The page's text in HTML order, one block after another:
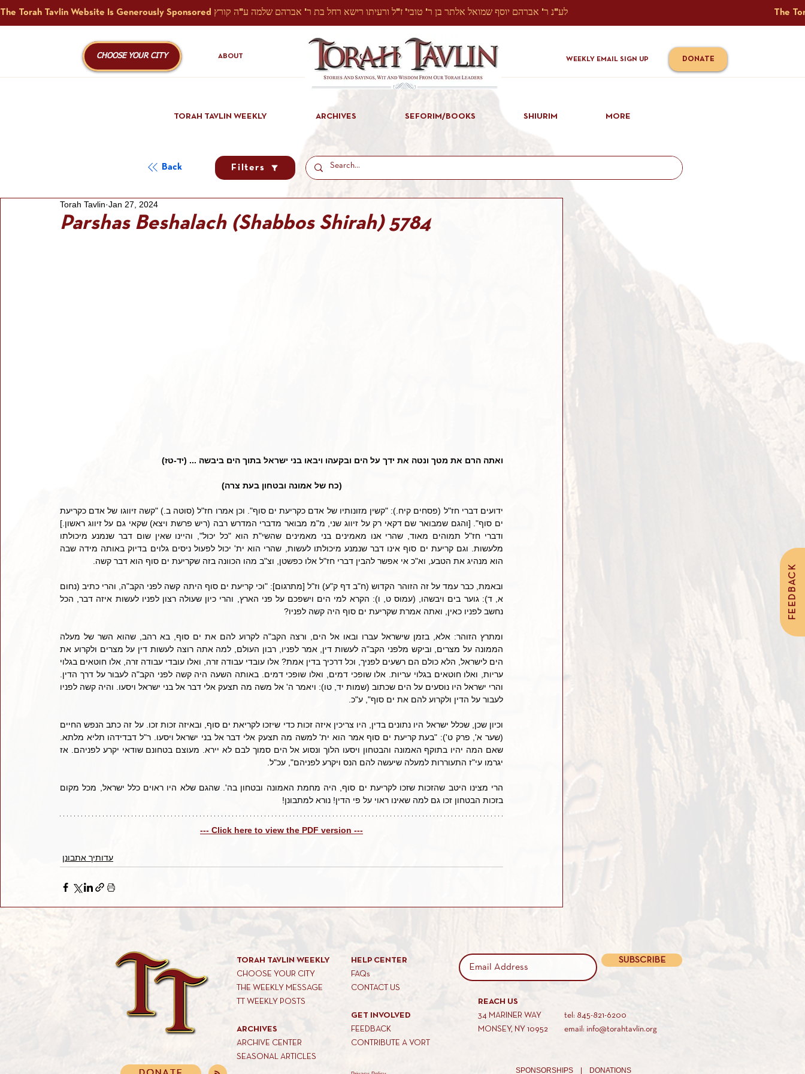
CHOOSE YOUR CITY ABOUT WEEKLY EMAIL SIGN UP DONATE
TORAH TAVLIN WEEKLY ARCHIVES SEFORIM/BOOKS SHIURIM MORE
FEEDBACK
Back Filters
Parshas Beshalach (Shabbos Shirah) 5784
Torah Tavlin Jan 27, 2024
ואתה הרם את מטך ונטה את ידך על הים ובקעהו ויבאו בני ישראל בתוך הים ביבשה ... (יד-טז)
(כח של אמונה ובטחון בעת צרה)
הוא מנהיג את הטבע, וא"כ אי אפשר להבין דברי חז"ל אלו כפשטן, וצ"ב מהו הכוונה בזה שקריעת ים סוף הוא דבר קשה.
נחשב לפניו כאין, ואתה אמרת שקריעת ים סוף היה קשה לפניו?
לעבור על הדין ולקרוע להם את ים סוף", ע"כ.
יגרמו עי"ז התעוררות למעלה שיעשה להם הנס ויקרע לפניהם", עכ"ל.
בזכות הבטחון זכו גם למה שאינו ראוי על פי הדין! נורא למתבונן!
--- Click here to view the PDF version ---
עדותיך אתבונן
TORAH TAVLIN WEEKLY
CHOOSE YOUR CITY
THE WEEKLY MESSAGE
TT WEEKLY POSTS
ARCHIVES
ARCHIVE CENTER
SEASONAL ARTICLES
HELP CENTER
FAQs
CONTACT US
GET INVOLVED
FEEDBACK
CONTRIBUTE A VORT
SUBSCRIBE
REACH US
34 MARINER WAY
MONSEY, NY 10952
tel: 845-821-6200
email: info@torahtavlin.org
SPONSORSHIPS | DONATIONS